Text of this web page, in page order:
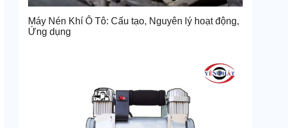
Máy Nén Khí Ô Tô: Cấu tạo, Nguyên lý hoạt động,
Ứng dụng